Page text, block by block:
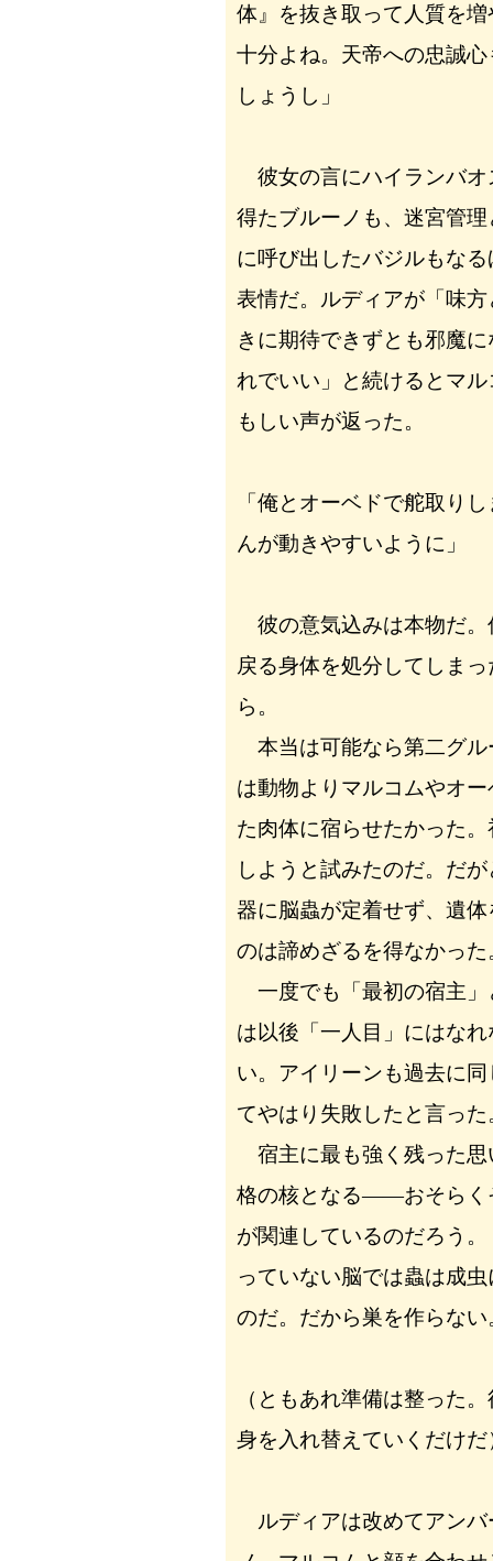
体』を抜き取って人質を
十分よね。天帝への忠誠
しょうし」
彼女の言にハイランバオ
得たブルーノも、迷宮管
に呼び出したバジルもな
表情だ。ルディアが「味
きに期待できずとも邪魔
れでいい」と続けるとマ
もしい声が返った。
「俺とオーベドで舵取り
んが動きやすいように」
彼の意気込みは本物だ。
戻る身体を処分してしま
ら。
本当は可能なら第二グル
は動物よりマルコムやオ
た肉体に宿らせたかった
しようと試みたのだ。だ
器に脳蟲が定着せず、遺
のは諦めざるを得なかった
一度でも「最初の宿主」
は以後「一人目」にはな
い。アイリーンも過去に
てやはり失敗したと言った
宿主に最も強く残った思
格の核となる――おそらく
が関連しているのだろう
っていない脳では蟲は成
のだ。だから巣を作らない
（ともあれ準備は整った
身を入れ替えていくだけだ
ルディアは改めてアンバ